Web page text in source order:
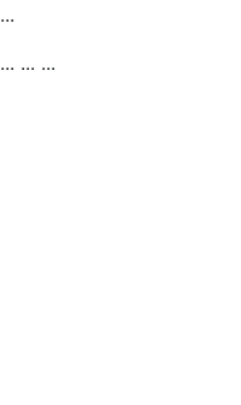
...
... ... ...